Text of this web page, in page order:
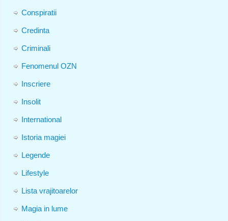
Conspiratii
Credinta
Criminali
Fenomenul OZN
Inscriere
Insolit
International
Istoria magiei
Legende
Lifestyle
Lista vrajitoarelor
Magia in lume